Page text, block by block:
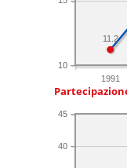
1991
10
11.2
40
45